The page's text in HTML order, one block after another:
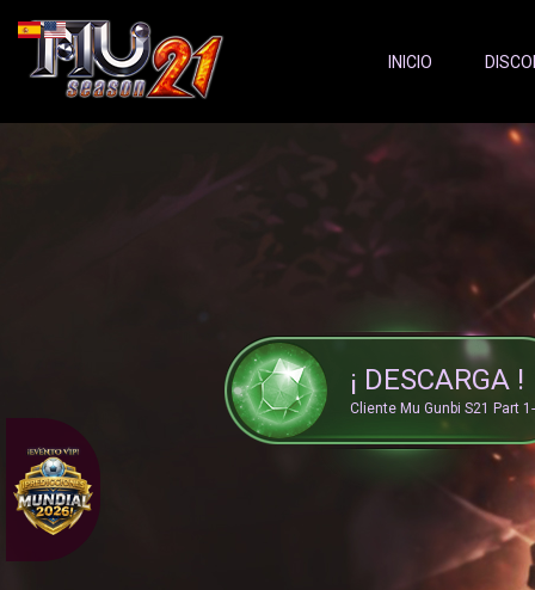
INICIO
¡ DESCARGA !
Cliente Mu Gunbi S21 Part